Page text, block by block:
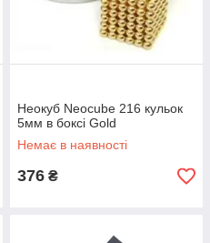
Неокуб Neocube 216 кульок
5мм в боксі Gold
Немає в наявності
376 ₴